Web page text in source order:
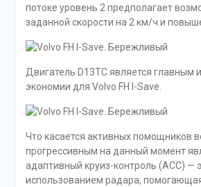
потоке уровень 2 предполагает
заданной скорости на 2 км/ч и
Двигатель D13TC является главным
экономии для Volvo FH I-Save.
Что касается активных помощников
прогрессивным на данный момент
адаптивный круиз-контроль (ACC) —
использованием радара,